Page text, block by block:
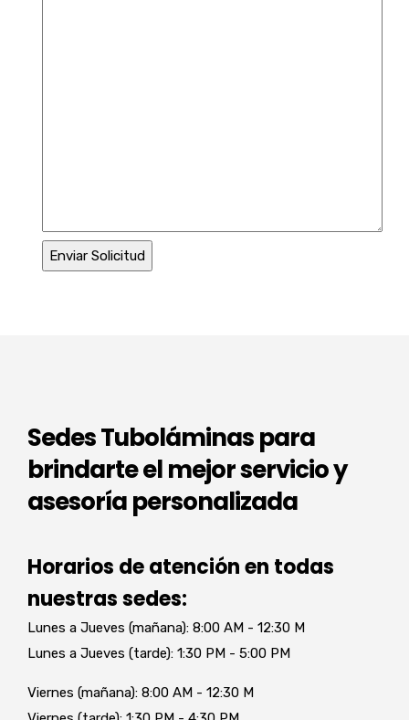
Sedes Tuboláminas para
brindarte el mejor servicio y
asesoría personalizada
Horarios de atención en todas
nuestras sedes:
Lunes a Jueves (mañana): 8:00 AM - 12:30 M
Lunes a Jueves (tarde): 1:30 PM - 5:00 PM
Viernes (mañana): 8:00 AM - 12:30 M